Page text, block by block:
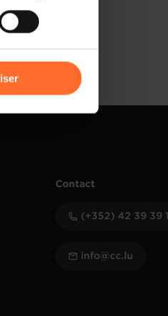
Contact
(+352) 42 39 39 1
info@cc.lu